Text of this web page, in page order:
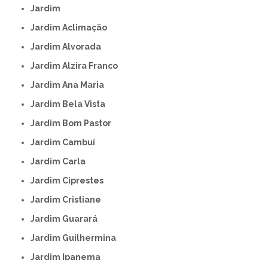
Jardim
Jardim Aclimação
Jardim Alvorada
Jardim Alzira Franco
Jardim Ana Maria
Jardim Bela Vista
Jardim Bom Pastor
Jardim Cambuí
Jardim Carla
Jardim Ciprestes
Jardim Cristiane
Jardim Guarará
Jardim Guilhermina
Jardim Ipanema